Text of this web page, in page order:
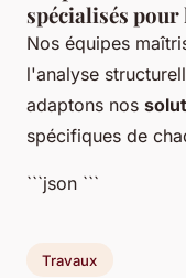
spécialisés pour
Nos équipes
l'analyse
adaptons nos
spécifiques de
```json ```
Travaux